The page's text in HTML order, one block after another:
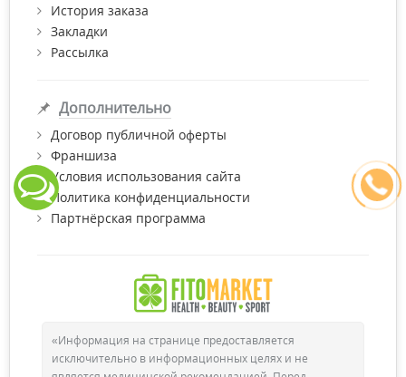
История заказа
Закладки
Рассылка
Дополнительно
Договор публичной оферты
Франшиза
Условия использования сайта
Политика конфиденциальности
Партнёрская программа
«Информация на странице предоставляется
исключительно в информационных целях и не